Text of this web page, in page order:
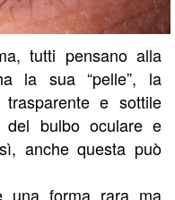
tutti pensano alla
la sua “pelle”, la
e sottile
bulbo oculare e
anche questa può
una forma rara ma